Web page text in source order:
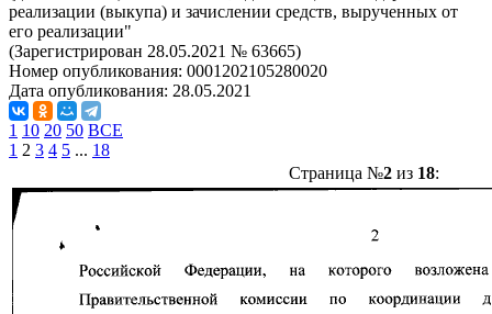
реализации (выкупа) и зачислении средств, вырученных от
его реализации"
(Зарегистрирован 28.05.2021 № 63665)
Номер опубликования: 0001202105280020
Дата опубликования: 28.05.2021
1 10 20 50 ВСЕ
1 2 3 4 5 ... 18
Страница №2из 18: